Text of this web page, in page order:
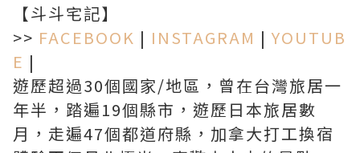
【斗斗宅記】
>> FACEBOOK | INSTAGRAM | YOUTUB
E |
遊歷超過30個國家/地區，曾在台灣旅居一
年半，踏遍19個縣市，遊歷日本旅居數
月，走遍47個都道府縣，加拿大打工換宿